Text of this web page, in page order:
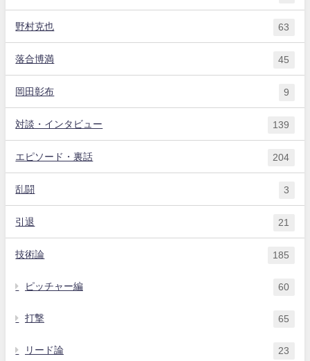
野村克也 63
落合博満 45
岡田彰布 9
対談・インタビュー 139
エピソード・裏話 204
乱闘 3
引退 21
技術論 185
ピッチャー編 60
打撃 65
リード論 23